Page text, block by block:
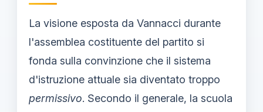
La visione esposta da Vannacci durante
l'assemblea costituente del partito si
fonda sulla convinzione che il sistema
d'istruzione attuale sia diventato troppo
permissivo. Secondo il generale, la scuola